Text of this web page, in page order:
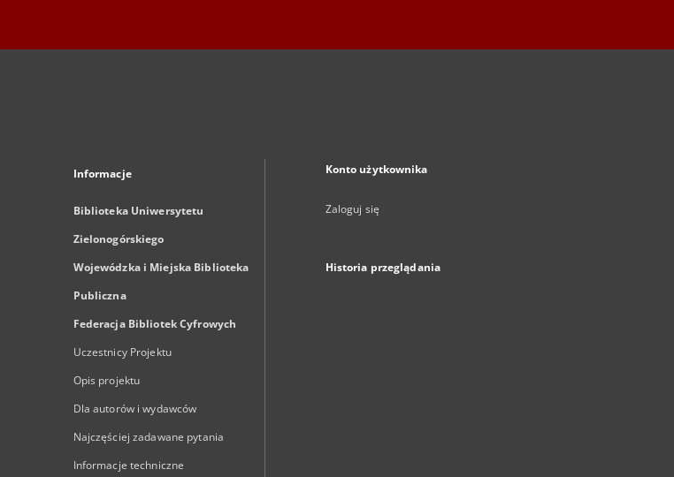
Informacje
Biblioteka Uniwersytetu
Zielonogórskiego
Wojewódzka i Miejska Biblioteka
Publiczna
Federacja Bibliotek Cyfrowych
Uczestnicy Projektu
Opis projektu
Dla autorów i wydawców
Najczęściej zadawane pytania
Informacje techniczne
Konto użytkownika
Zaloguj się
Historia przeglądania